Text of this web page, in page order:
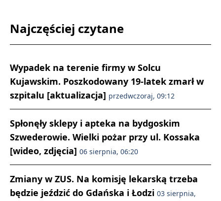
Najczęściej czytane
Wypadek na terenie firmy w Solcu
Kujawskim. Poszkodowany 19-latek zmarł w
szpitalu [aktualizacja] przedwczoraj, 09:12
Spłonęły sklepy i apteka na bydgoskim
Szwederowie. Wielki pożar przy ul. Kossaka
[wideo, zdjęcia] 06 sierpnia, 06:20
Zmiany w ZUS. Na komisję lekarską trzeba
będzie jeździć do Gdańska i Łodzi 03 sierpnia,